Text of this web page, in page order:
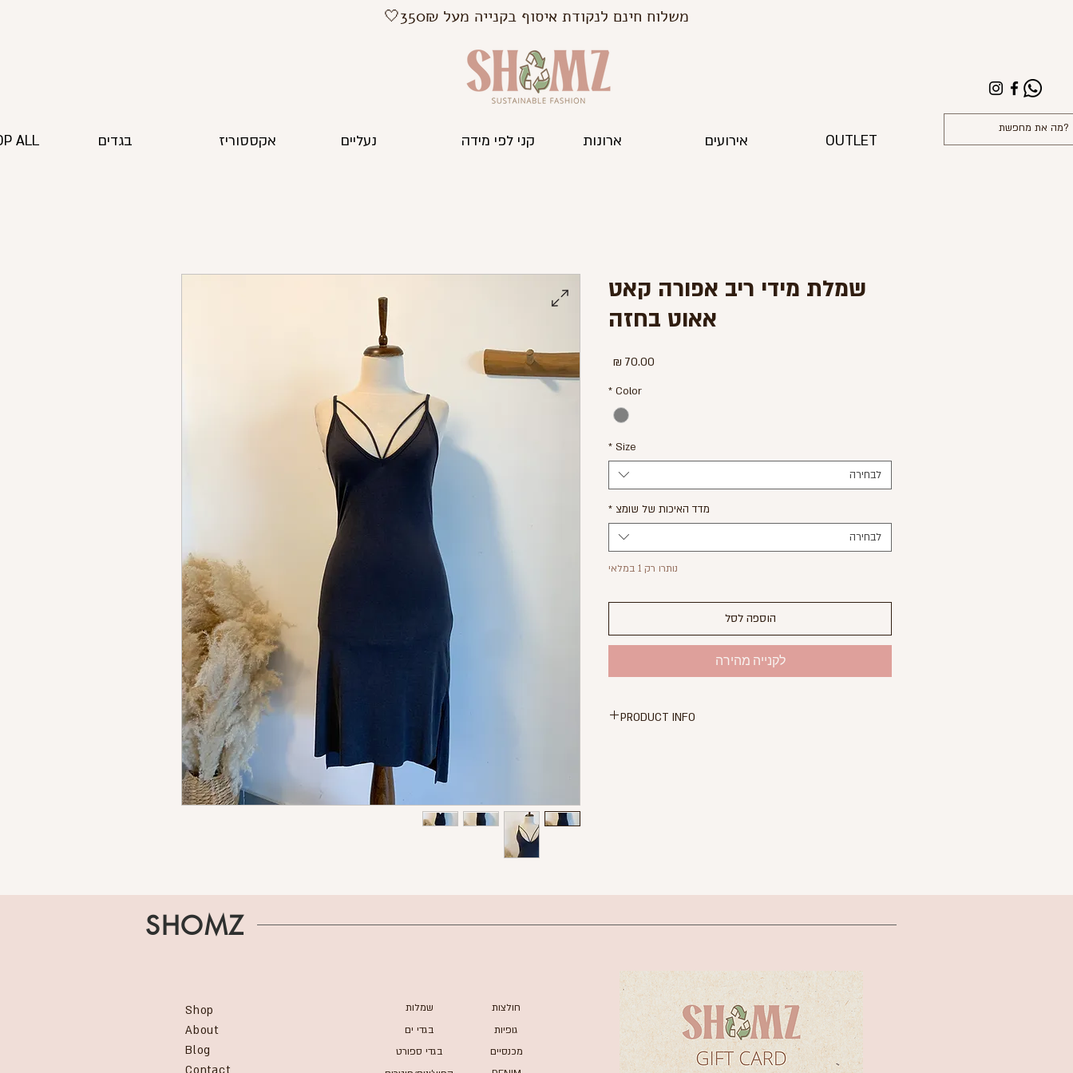
משלוח חינם לנקודת איסוף בקנייה מעל 350₪🤍
ALL בגדים אקססוריז נעליים קני לפי מידה ארונות אירועים OUTLET
שמלת מידי ריב אפורה קאט
אאוט בחזה
Color
*
Size
*
לבחירה
מדד האיכות של שומצ *
לבחירה
נותרו רק 1 במלאי
הוספה לסל
לקנייה מהירה
PRODUCT INFO
SHOMZ
Shop
About
Blog
חולצות
גופיות
מכנסיים
שמלות
בגדי ים
בגדי ספורט